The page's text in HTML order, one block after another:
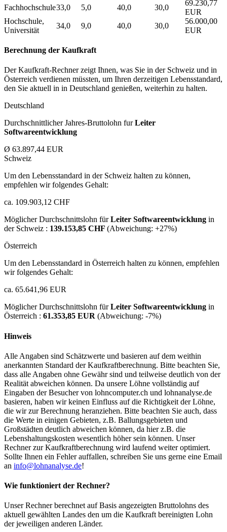
Fachhochschule33,0 5,0 40,0 30,0
69.230,77
EUR
Hochschule,
Universität
34,0 9,0 40,0 30,0
56.000,00
EUR
Berechnung der Kaufkraft
Der Kaufkraft-Rechner zeigt Ihnen, was Sie in der Schweiz und in
Österreich verdienen müssten, um Ihren derzeitigen Lebensstandard,
den Sie aktuell in in Deutschland genießen, weiterhin zu halten.
Deutschland
Durchschnittlicher Jahres-Bruttolohn furLeiter
Softwareentwicklung
Ø 63.897,44 EUR
Schweiz
Um den Lebensstandard in der Schweiz halten zu können,
empfehlen wir folgendes Gehalt:
ca. 109.903,12 CHF
Möglicher Durchschnittslohn fürLeiter Softwareentwicklung in
der Schweiz : 139.153,85 CHF (Abweichung: +27%)
Österreich
Um den Lebensstandard in Österreich halten zu können, empfehlen
wir folgendes Gehalt:
ca. 65.641,96 EUR
Möglicher Durchschnittslohn fürLeiter Softwareentwicklung in
Österreich : 61.353,85 EUR (Abweichung: -7%)
Hinweis
Alle Angaben sind Schätzwerte und basieren auf dem weithin
anerkannten Standard der Kaufkraftberechnung. Bitte beachten Sie,
dass alle Angaben ohne Gewähr sind und teilweise deutlich von der
Realität abweichen können. Da unsere Löhne vollständig auf
Eingaben der Besucher von lohncomputer.ch und lohnanalyse.de
basieren, haben wir keinen Einfluss auf die Richtigkeit der Löhne,
die wir zur Berechnung heranziehen. Bitte beachten Sie auch, dass
die Werte in einigen Gebieten, z.B. Ballungsgebieten und
Großstädten deutlich abweichen können, da hier z.B. die
Lebenshaltungskosten wesentlich höher sein können. Unser
Rechner zur Kaufkraftberechnung wird laufend weiter optimiert.
Sollte Ihnen ein Fehler auffallen, schreiben Sie uns gerne eine Email
an info@lohnanalyse.de!
Wie funktioniert der Rechner?
Unser Rechner berechnet auf Basis angezeigten Bruttolohns des
aktuell gewählten Landes den um die Kaufkraft bereinigten Lohn
der jeweiligen anderen Länder.